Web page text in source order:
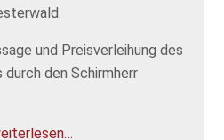
und Preisverleihung des
den Schirmherr